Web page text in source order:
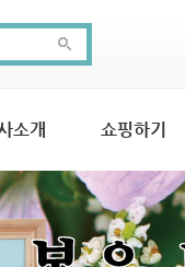
소개 쇼핑하기